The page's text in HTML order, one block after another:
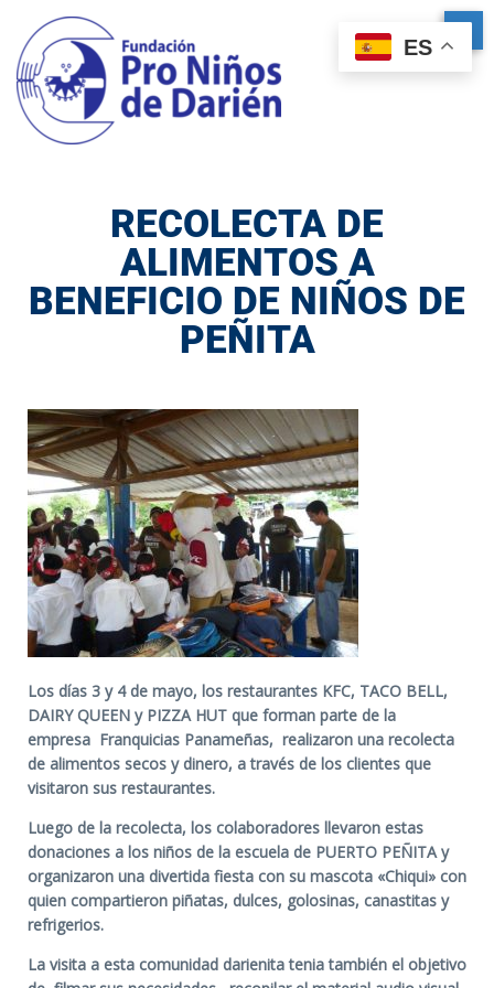
RECOLECTA DE
ALIMENTOS A
BENEFICIO DE NIÑOS DE
PEÑITA
Los días 3 y 4 de mayo, los restaurantes KFC, TACO BELL,
DAIRY QUEEN y PIZZA HUT que forman parte de la
empresa Franquicias Panameñas, realizaron una recolecta
de alimentos secos y dinero, a través de los clientes que
visitaron sus restaurantes.
Luego de la recolecta, los colaboradores llevaron estas
donaciones a los niños de la escuela de PUERTO PEÑITA y
organizaron una divertida fiesta con su mascota «Chiqui» con
quien compartieron piñatas, dulces, golosinas, canastitas y
refrigerios.
La visita a esta comunidad darienita tenia también el objetivo
ES